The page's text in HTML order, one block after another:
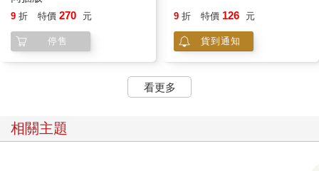
9 折 特價 270 元
停售
9 折 特價 126 元
貨到通知
看更多
相關主題